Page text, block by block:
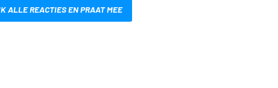
ALLE REACTIES EN PRAAT MEE